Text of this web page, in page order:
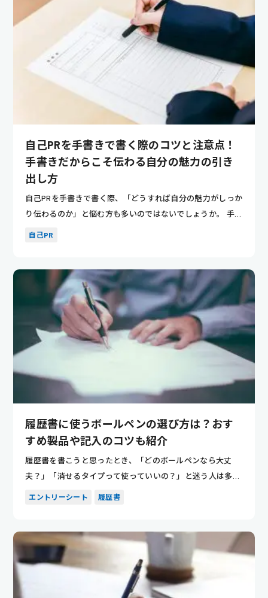
自己PRを手書きで書く際のコツと注意点！
手書きだからこそ伝わる自分の魅力の引き
出し方
自己PRを手書きで書く際、「どうすれば自分の魅力がしっか
り伝わるのか」と悩む方も多いのではないでしょうか。 手書
自己PR
履歴書に使うボールペンの選び方は？おす
すめ製品や記入のコツも紹介
履歴書を書こうと思ったとき、「どのボールペンなら大丈
夫？」「消せるタイプって使っていいの？」と迷う人は多い
エントリーシート 履歴書